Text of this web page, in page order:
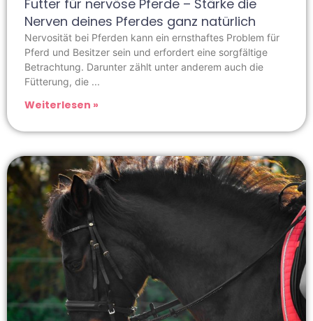
Futter für nervöse Pferde – Stärke die
Nerven deines Pferdes ganz natürlich
Nervosität bei Pferden kann ein ernsthaftes Problem für
Pferd und Besitzer sein und erfordert eine sorgfältige
Betrachtung. Darunter zählt unter anderem auch die
Fütterung, die
Weiterlesen »